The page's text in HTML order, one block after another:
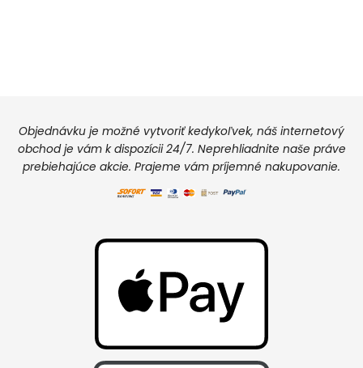
Objednávku je možné vytvoriť kedykoľvek, náš internetový
obchod je vám k dispozícii 24/7. Neprehliadnite naše práve
prebiehajúce akcie. Prajeme vám príjemné nakupovanie.